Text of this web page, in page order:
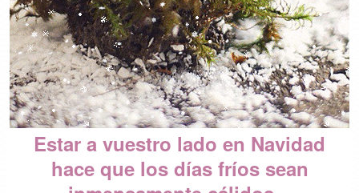
Estar a vuestro lado en Navidad
hace que los días fríos sean